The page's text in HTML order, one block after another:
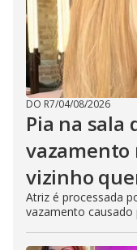
DO R7/04/08/2026
Pia na sala
vazamento
vizinho
Atriz é processada
vazamento causado